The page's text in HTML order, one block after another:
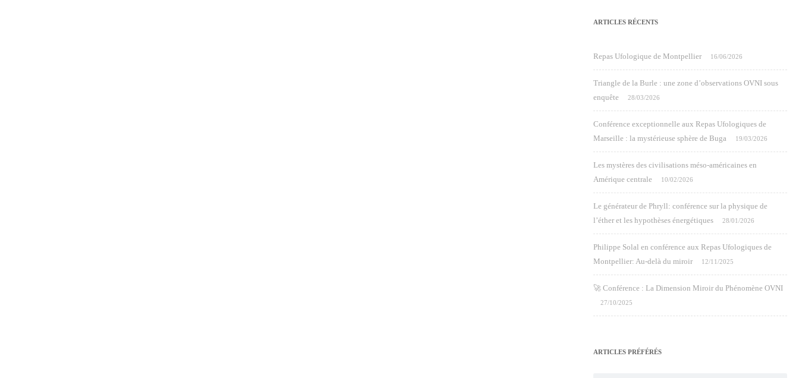
ARTICLES RÉCENTS
Repas Ufologique de Montpellier 16/06/2026
Triangle de la Burle : une zone d’observations OVNI sous
enquête
28/03/2026
Conférence exceptionnelle aux Repas Ufologiques de
Marseille : la mystérieuse sphère de Buga
19/03/2026
Les mystères des civilisations méso-américaines en
Amérique centrale
10/02/2026
Le générateur de Phryll: conférence sur la physique de
l’éther et les hypothèses énergétiques
28/01/2026
Philippe Solal en conférence aux Repas Ufologiques de
Montpellier: Au-delà du miroir
12/11/2025
🚀 Conférence : La Dimension Miroir du Phénomène OVNI
27/10/2025
ARTICLES PRÉFÉRÉS